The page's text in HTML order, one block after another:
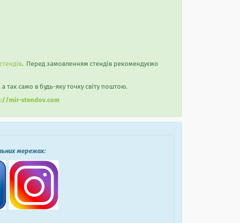
. Перед замовленням стендів рекомендуємо
так само в будь-яку точку світу поштою.
mir-stendov.com
мережах: